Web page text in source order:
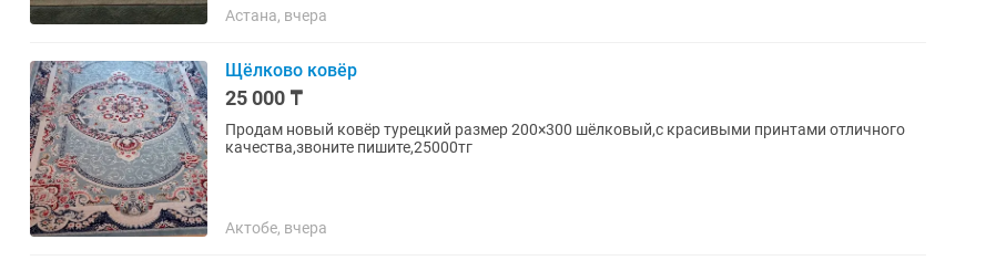
Астана, вчера
Щёлково ковёр
25 000 ₸
Продам новый ковёр турецкий размер 200×300 шёлковый,с красивыми принтами отличного
качества,звоните пишите,25000тг
Актобе, вчера